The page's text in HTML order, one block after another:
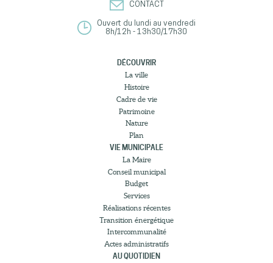
CONTACT
Ouvert du lundi au vendredi
8h/12h - 13h30/17h30
DÉCOUVRIR
La ville
Histoire
Cadre de vie
Patrimoine
Nature
Plan
VIE MUNICIPALE
La Maire
Conseil municipal
Budget
Services
Réalisations récentes
Transition énergétique
Intercommunalité
Actes administratifs
AU QUOTIDIEN